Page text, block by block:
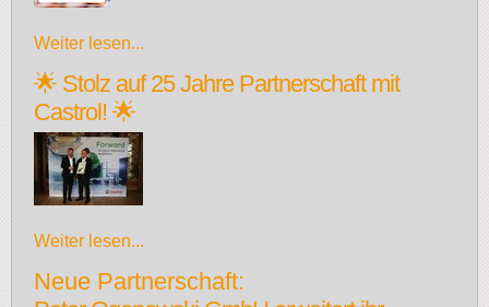
Weiter lesen...
🌟 Stolz auf 25 Jahre Partnerschaft mit
Castrol! 🌟
Weiter lesen...
Neue Partnerschaft: